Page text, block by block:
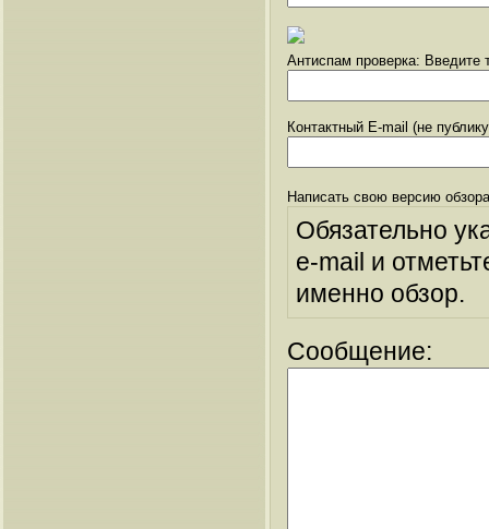
Антиспам проверка: Введите
Контактный E-mail (не
Написать свою версию
Обязательно
e-mail и
именно обзор.
Сообщение: